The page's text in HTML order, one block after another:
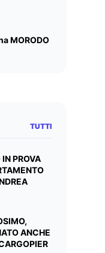
MORODO
TUTTI
PROVA
ANCHE